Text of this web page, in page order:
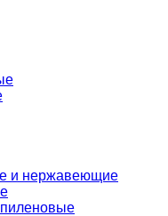
и нержавеющие